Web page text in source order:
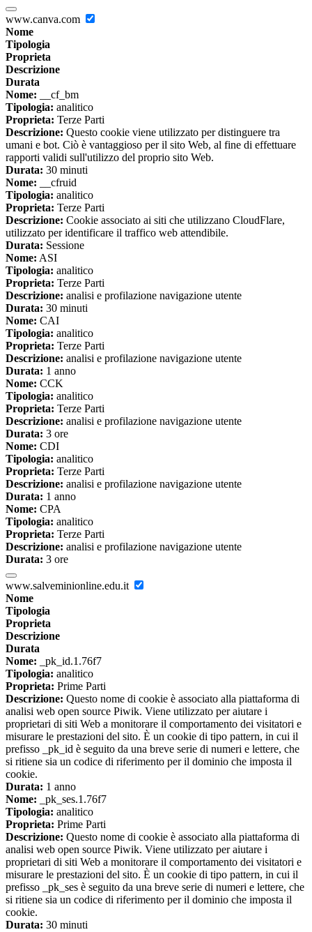
www.canva.com
Nome
Tipologia
Proprieta
Descrizione
Durata
Nome: __cf_bm
Tipologia: analitico
Proprieta: Terze Parti
Descrizione: Questo cookie viene utilizzato per distinguere tra
umani e bot. Ciò è vantaggioso per il sito Web, al fine di effettuare
rapporti validi sull'utilizzo del proprio sito Web.
Durata: 30 minuti
Nome: __cfruid
Tipologia: analitico
Proprieta: Terze Parti
Descrizione: Cookie associato ai siti che utilizzano CloudFlare,
utilizzato per identificare il traffico web attendibile.
Durata: Sessione
Nome: ASI
Tipologia: analitico
Proprieta: Terze Parti
Descrizione: analisi e profilazione navigazione utente
Durata: 30 minuti
Nome: CAI
Tipologia: analitico
Proprieta: Terze Parti
Descrizione: analisi e profilazione navigazione utente
Durata: 1 anno
Nome: CCK
Tipologia: analitico
Proprieta: Terze Parti
Descrizione: analisi e profilazione navigazione utente
Durata: 3 ore
Nome: CDI
Tipologia: analitico
Proprieta: Terze Parti
Descrizione: analisi e profilazione navigazione utente
Durata: 1 anno
Nome: CPA
Tipologia: analitico
Proprieta: Terze Parti
Descrizione: analisi e profilazione navigazione utente
Durata: 3 ore
www.salveminionline.edu.it
Nome
Tipologia
Proprieta
Descrizione
Durata
Nome: _pk_id.1.76f7
Tipologia: analitico
Proprieta: Prime Parti
Descrizione: Questo nome di cookie è associato alla piattaforma di
analisi web open source Piwik. Viene utilizzato per aiutare i
proprietari di siti Web a monitorare il comportamento dei visitatori e
misurare le prestazioni del sito. È un cookie di tipo pattern, in cui il
prefisso _pk_id è seguito da una breve serie di numeri e lettere, che
si ritiene sia un codice di riferimento per il dominio che imposta il
cookie.
Durata: 1 anno
Nome: _pk_ses.1.76f7
Tipologia: analitico
Proprieta: Prime Parti
Descrizione: Questo nome di cookie è associato alla piattaforma di
analisi web open source Piwik. Viene utilizzato per aiutare i
proprietari di siti Web a monitorare il comportamento dei visitatori e
misurare le prestazioni del sito. È un cookie di tipo pattern, in cui il
prefisso _pk_ses è seguito da una breve serie di numeri e lettere, che
si ritiene sia un codice di riferimento per il dominio che imposta il
cookie.
Durata: 30 minuti